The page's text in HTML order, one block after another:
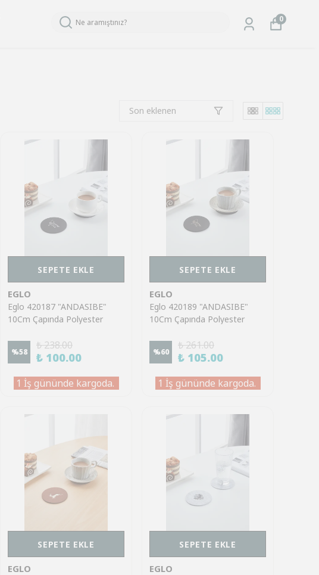
0
Son eklenen
SEPETE EKLE
EGLO
Eglo 420187 "ANDASIBE"
10Cm Çapında Polyester
Altlık
%58
₺ 238.00
₺ 100.00
1 İş gününde kargoda.
SEPETE EKLE
EGLO
Eglo 420189 "ANDASIBE"
10Cm Çapında Polyester
%60
₺ 261.00
₺ 105.00
1 İş gününde kargoda.
SEPETE EKLE
EGLO
SEPETE EKLE
EGLO